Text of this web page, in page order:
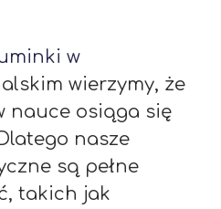
w
wierzymy, że
nauce osiąga się
nasze
są pełne
takich jak